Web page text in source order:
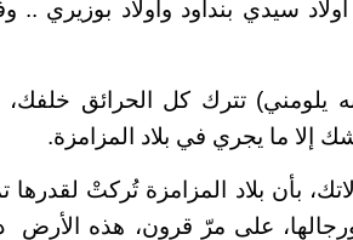
أولاد سيدي بنداود وأولاد بوزيري ..
تترك كل الحرائق خلفك،
إلا ما يجري في بلاد المزامزة.
بأن بلاد المزامزة تُركتْ
على مرّ قرون، هذه الأرض